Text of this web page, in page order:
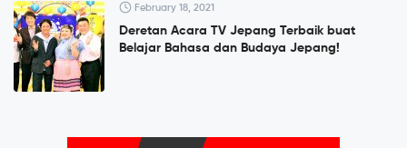
February 18, 2021
Deretan Acara TV Jepang Terbaik buat
Belajar Bahasa dan Budaya Jepang!